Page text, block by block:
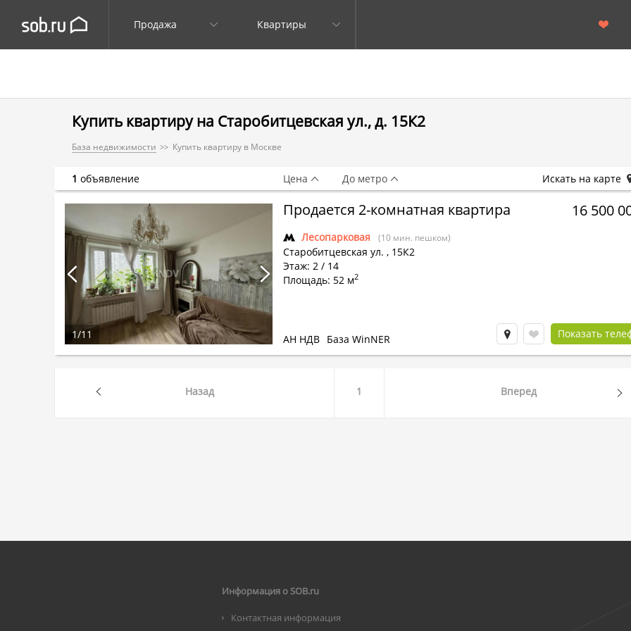
Продажа Квартиры
Купить квартиру на Старобитцевская ул., д. 15К2
База недвижимости Купить квартиру в Москве
Продается 2-комнатная квартира
Лесопарковая (10 мин. пешком)
Старобитцевская ул. , 15К2
Этаж: 2 / 14
Площадь: 52 м2
16 500
АН НДВ База WinNER Показать
1/11
1 объявление Цена До метро Искать на карте
Назад 1 Вперед
Информация о SOB.ru
Контактная информация